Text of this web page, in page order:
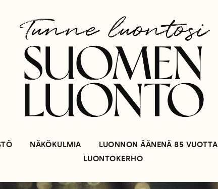
NÄKÖKULMIA LUONNON ÄÄNENÄ 85 VUOTTA
LUONTOKERHO